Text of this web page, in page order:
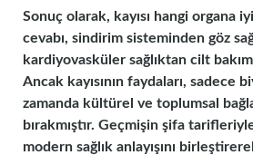
Sonuç olarak, kayısı hangi organa
cevabı, sindirim sisteminden göz
kardiyovasküler sağlıktan cilt
Ancak kayısının faydaları, sadece
zamanda kültürel ve toplumsal
bırakmıştır. Geçmişin şifa
modern sağlık anlayışını